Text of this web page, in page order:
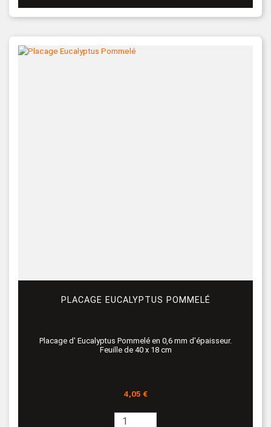
PLACAGE EUCALYPTUS POMMELÉ
Placage d' Eucalyptus Pommelé en 0,6 mm d'épaisseur.
Feuille de 40 x 18 cm
Prix
4,05 €